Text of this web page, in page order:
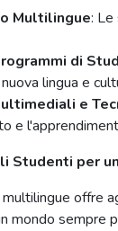
Multilingue: Le
di
lingua e
e
e
Studenti per
multilingue offre
mondo sempre